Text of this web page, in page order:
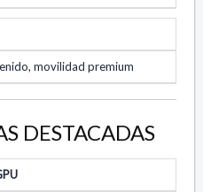
movilidad premium
DESTACADAS